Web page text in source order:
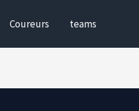
Coureurs teams